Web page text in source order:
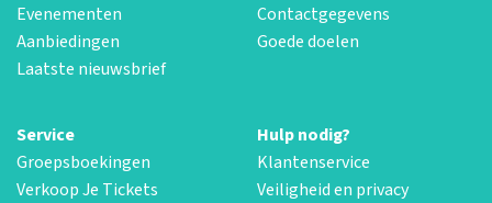
Evenementen
Aanbiedingen
Laatste nieuwsbrief
Contactgegevens
Goede doelen
Service
Groepsboekingen
Verkoop Je Tickets
Hulp nodig?
Klantenservice
Veiligheid en privacy